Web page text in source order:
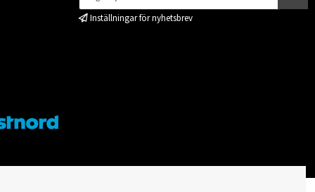
Inställningar för nyhetsbrev